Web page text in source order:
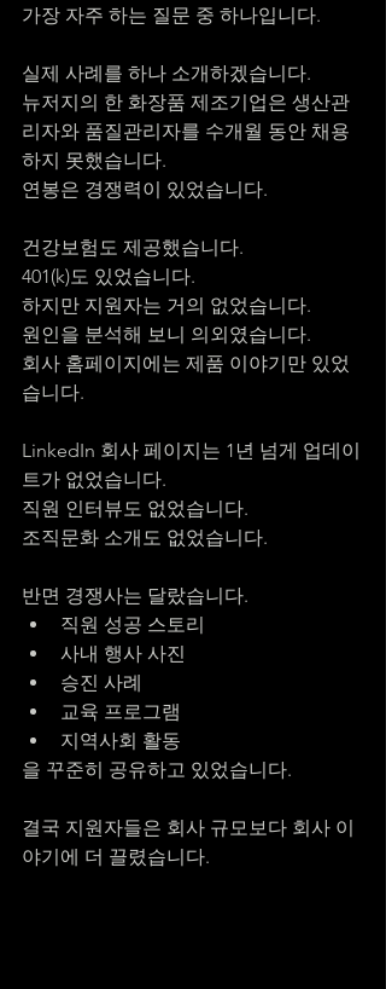
가장 자주 하는 질문 중 하나입니다.
실제 사례를 하나 소개하겠습니다.
뉴저지의 한 화장품 제조기업은 생산관
리자와 품질관리자를 수개월 동안 채용
하지 못했습니다.
연봉은 경쟁력이 있었습니다.
건강보험도 제공했습니다.
401(k)도 있었습니다.
하지만 지원자는 거의 없었습니다.
원인을 분석해 보니 의외였습니다.
회사 홈페이지에는 제품 이야기만 있었
습니다.
LinkedIn 회사 페이지는 1년 넘게 업데이
트가 없었습니다.
직원 인터뷰도 없었습니다.
조직문화 소개도 없었습니다.
반면 경쟁사는 달랐습니다.
직원 성공 스토리
사내 행사 사진
승진 사례
교육 프로그램
지역사회 활동
을 꾸준히 공유하고 있었습니다.
결국 지원자들은 회사 규모보다 회사 이
야기에 더 끌렸습니다.